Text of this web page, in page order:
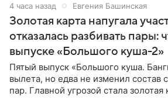
4 часа назад Евгения Башинская
Золотая карта напугала
отказалась разбивать пары:
выпуске «Большого куша-2»
Пятый выпуск «Большого куша.
вылета, но едва не изменил состав
пар. Главной угрозой стала